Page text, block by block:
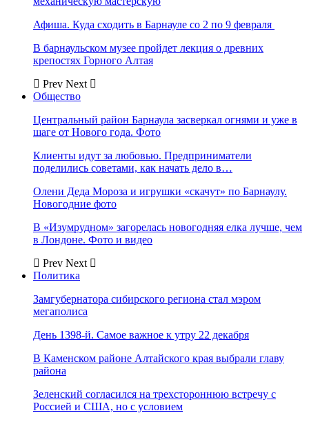
Афиша. Куда сходить в Барнауле со 2 по 9 февраля
В барнаульском музее пройдет лекция о древних
крепостях Горного Алтая
Prev Next
Общество
Центральный район Барнаула засверкал огнями и уже в
шаге от Нового года. Фото
Клиенты идут за любовью. Предприниматели
поделились советами, как начать дело в…
Олени Деда Мороза и игрушки «скачут» по Барнаулу.
Новогодние фото
В «Изумрудном» загорелась новогодняя елка лучше, чем
в Лондоне. Фото и видео
Prev Next
Политика
Замгубернатора сибирского региона стал мэром
мегаполиса
День 1398-й. Самое важное к утру 22 декабря
В Каменском районе Алтайского края выбрали главу
района
Зеленский согласился на трехстороннюю встречу с
Россией и США, но с условием